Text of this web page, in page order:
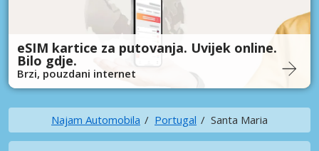
eSIM kartice za putovanja. Uvijek online.
Bilo gdje.
Brzi, pouzdani internet
Najam Automobila Portugal Santa Maria